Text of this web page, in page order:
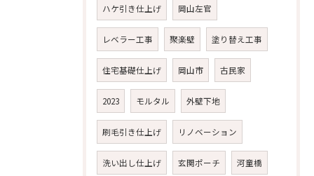
ハケ引き仕上げ 岡山左官
レベラー工事 聚楽壁 塗り替え工事
住宅基礎仕上げ 岡山市 古民家
2023 モルタル 外壁下地
刷毛引き仕上げ リノベーション
洗い出し仕上げ 玄関ポーチ 河童橋